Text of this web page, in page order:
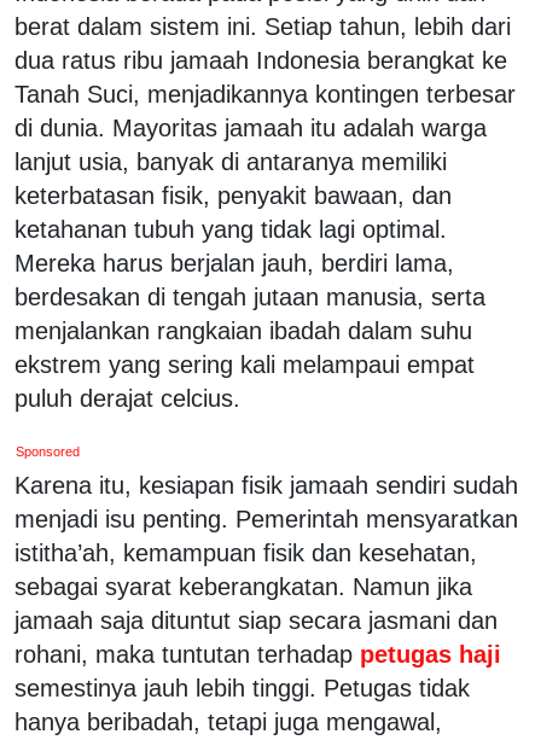
berat dalam sistem ini. Setiap tahun, lebih dari
dua ratus ribu jamaah Indonesia berangkat ke
Tanah Suci, menjadikannya kontingen terbesar
di dunia. Mayoritas jamaah itu adalah warga
lanjut usia, banyak di antaranya memiliki
keterbatasan fisik, penyakit bawaan, dan
ketahanan tubuh yang tidak lagi optimal.
Mereka harus berjalan jauh, berdiri lama,
berdesakan di tengah jutaan manusia, serta
menjalankan rangkaian ibadah dalam suhu
ekstrem yang sering kali melampaui empat
puluh derajat celcius.
Sponsored
Karena itu, kesiapan fisik jamaah sendiri sudah
menjadi isu penting. Pemerintah mensyaratkan
istitha’ah, kemampuan fisik dan kesehatan,
sebagai syarat keberangkatan. Namun jika
jamaah saja dituntut siap secara jasmani dan
rohani, maka tuntutan terhadap petugas haji
semestinya jauh lebih tinggi. Petugas tidak
hanya beribadah, tetapi juga mengawal,